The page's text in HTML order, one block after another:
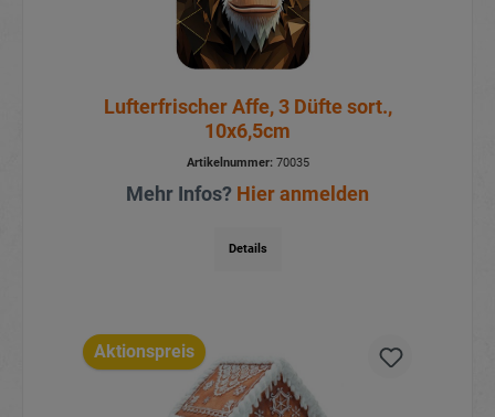
Lufterfrischer Affe, 3 Düfte sort.,
10x6,5cm
Artikelnummer:70035
Mehr Infos? Hier anmelden
Details
Aktionspreis